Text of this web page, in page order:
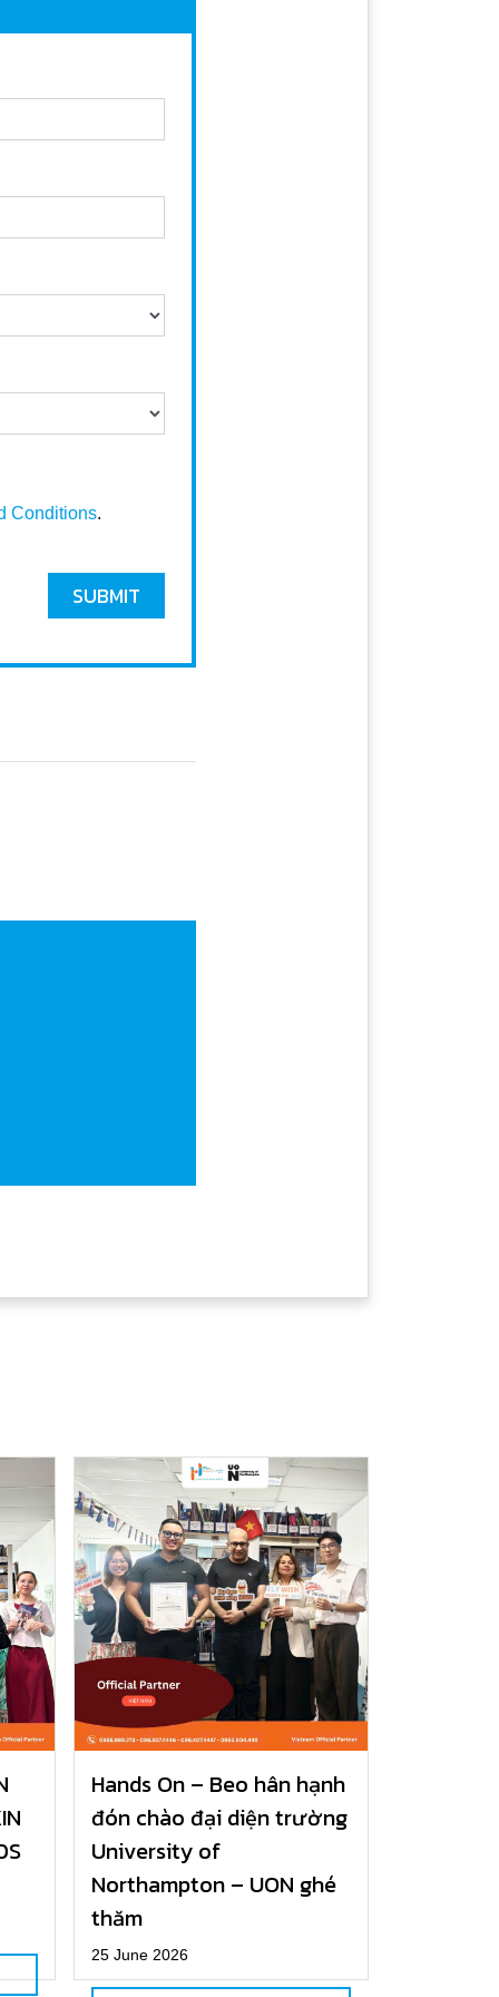
Conditions.
SUBMIT
Hands On – Beo hân hạnh
đón chào đại diện trường
University of
Northampton – UON ghé
thăm
25 June 2026